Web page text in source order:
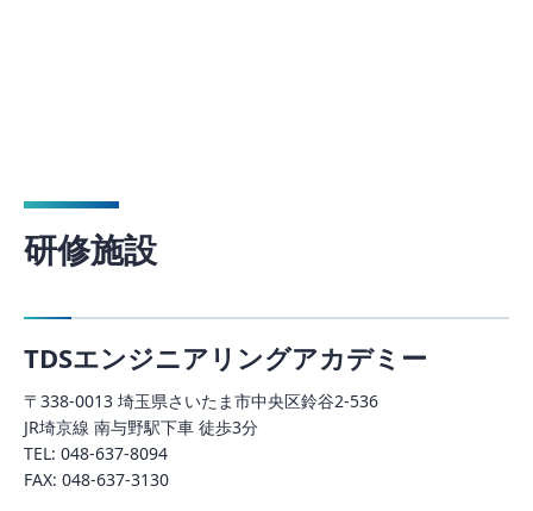
研修施設
TDSエンジニアリングアカデミー
〒338-0013 埼玉県さいたま市中央区鈴谷2-536
JR埼京線 南与野駅下車 徒歩3分
TEL: 048-637-8094
FAX: 048-637-3130